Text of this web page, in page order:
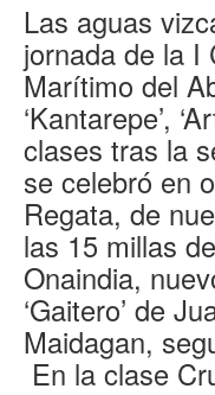
Las aguas
jornada de la I
Marítimo del
‘Kantarepe’,
clases tras la
se celebró en
Regata, de
las 15 millas
Onaindia,
‘Gaitero’ de
Maidagan,
En la clase